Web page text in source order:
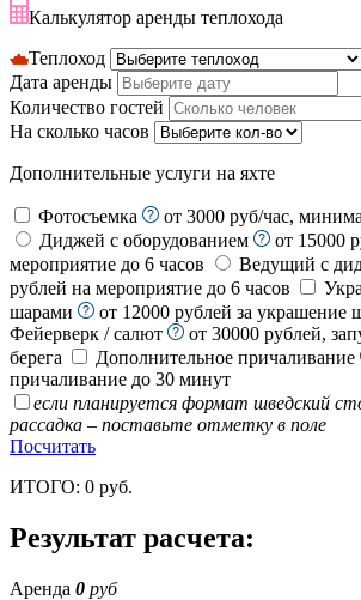
Калькулятор аренды теплохода
Теплоход
Дата аренды
Количество гостей
На сколько часов
Дополнительные услуги на яхте
Фотосъемка
от 3000 руб/час,
Диджей с оборудованием
от 15000
мероприятие до 6 часов
Ведущий с
рублей на мероприятие до 6 часов
шарами
от 12000 рублей за украшение
Фейерверк / салют
от 30000 рублей,
берега
Дополнительное причаливание
причаливание до 30 минут
если планируется формат шведский
рассадка – поставьте отметку в поле
Посчитать
ИТОГО: 0 руб.
Результат расчета:
Аренда 0 руб